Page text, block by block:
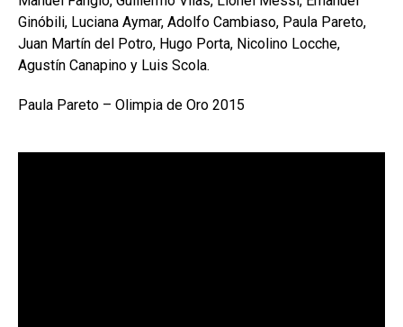
Ginóbili, Luciana Aymar, Adolfo Cambiaso, Paula Pareto,
Juan Martín del Potro, Hugo Porta, Nicolino Locche,
Agustín Canapino y Luis Scola.
Paula Pareto – Olimpia de Oro 2015